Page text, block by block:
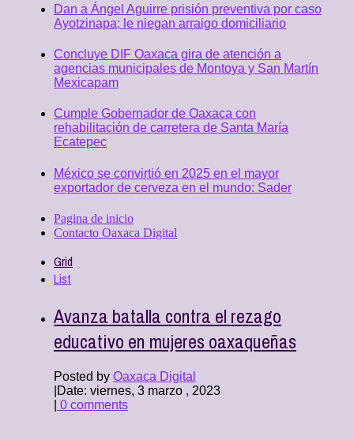
Dan a Ángel Aguirre prisión preventiva por caso
Ayotzinapa; le niegan arraigo domiciliario
Concluye DIF Oaxaca gira de atención a
agencias municipales de Montoya y San Martín
Mexicapam
Cumple Gobernador de Oaxaca con
rehabilitación de carretera de Santa María
Ecatepec
México se convirtió en 2025 en el mayor
exportador de cerveza en el mundo: Sader
Pagina de inicio
Contacto Oaxaca Digital
Grid
List
Avanza batalla contra el rezago
educativo en mujeres oaxaqueñas
Posted by Oaxaca Digital
Date: viernes, 3 marzo , 2023
0 comments